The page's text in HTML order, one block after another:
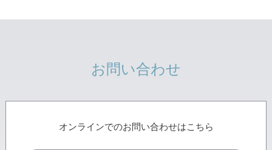
お問い合わせ
オンラインでのお問い合わせはこちら